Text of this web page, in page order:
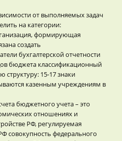
от выполняемых задач
на категории:
формирующая
создать
бухгалтерской отчетности
бюджета классификационный
структуру: 15-17 знаки
казенным учреждениям в
бюджетного учета – это
отношениях и
РФ, регулируемая
совокупность федерального